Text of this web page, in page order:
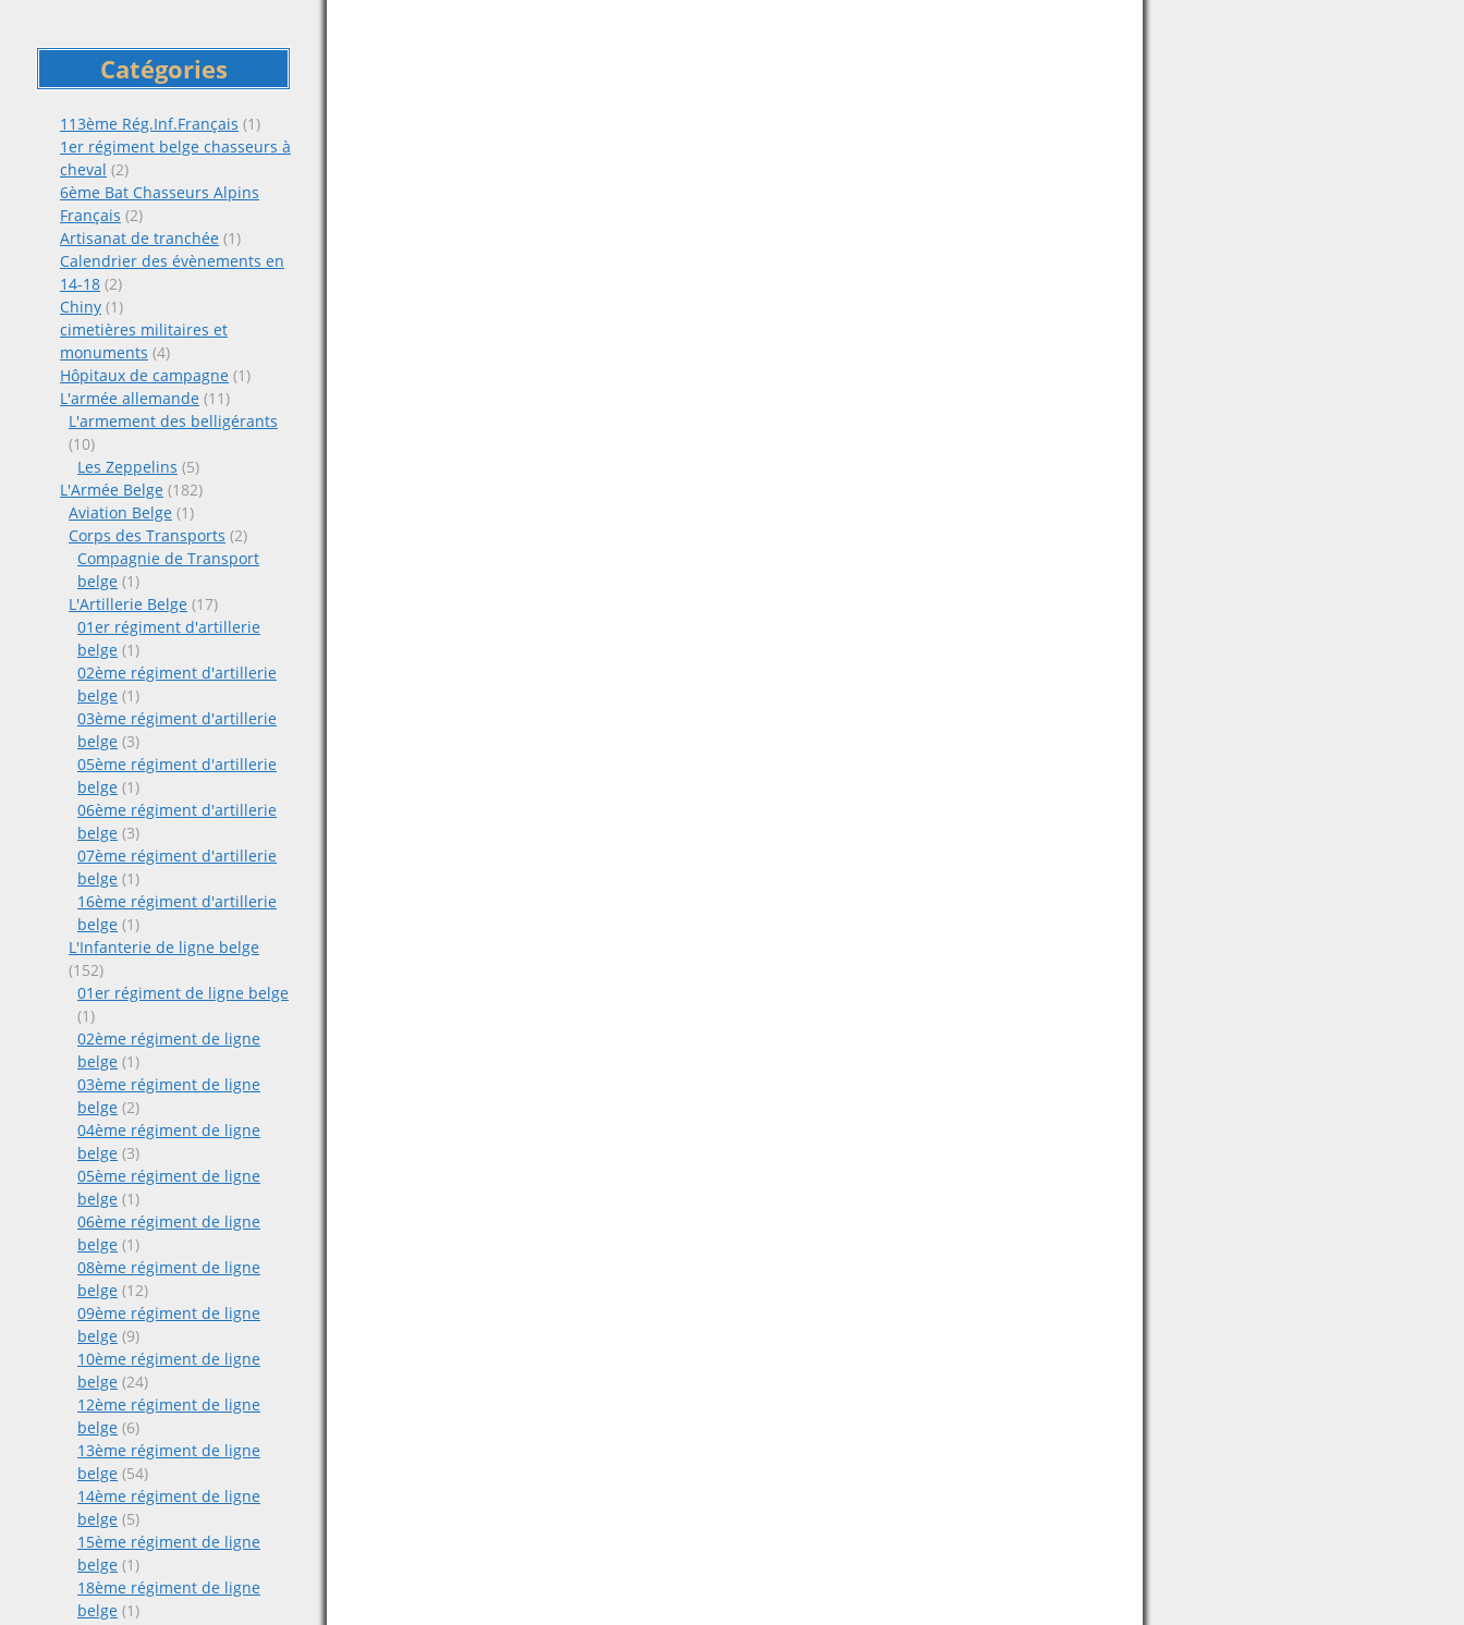
Catégories
113ème Rég.Inf.Français (1)
1er régiment belge chasseurs à
cheval (2)
6ème Bat Chasseurs Alpins
Français (2)
Artisanat de tranchée (1)
Calendrier des évènements en
14-18 (2)
Chiny (1)
cimetières militaires et
monuments (4)
Hôpitaux de campagne (1)
L'armée allemande (11)
L'armement des belligérants
(10)
Les Zeppelins (5)
L'Armée Belge (182)
Aviation Belge (1)
Corps des Transports (2)
Compagnie de Transport
belge (1)
L'Artillerie Belge (17)
01er régiment d'artillerie
belge (1)
02ème régiment d'artillerie
belge (1)
03ème régiment d'artillerie
belge (3)
05ème régiment d'artillerie
belge (1)
06ème régiment d'artillerie
belge (3)
07ème régiment d'artillerie
belge (1)
16ème régiment d'artillerie
belge (1)
L'Infanterie de ligne belge
(152)
01er régiment de ligne belge
(1)
02ème régiment de ligne
belge (1)
03ème régiment de ligne
belge (2)
04ème régiment de ligne
belge (3)
05ème régiment de ligne
belge (1)
06ème régiment de ligne
belge (1)
08ème régiment de ligne
belge (12)
09ème régiment de ligne
belge (9)
10ème régiment de ligne
belge (24)
12ème régiment de ligne
belge (6)
13ème régiment de ligne
belge (54)
14ème régiment de ligne
belge (5)
15ème régiment de ligne
belge (1)
18ème régiment de ligne
belge (1)